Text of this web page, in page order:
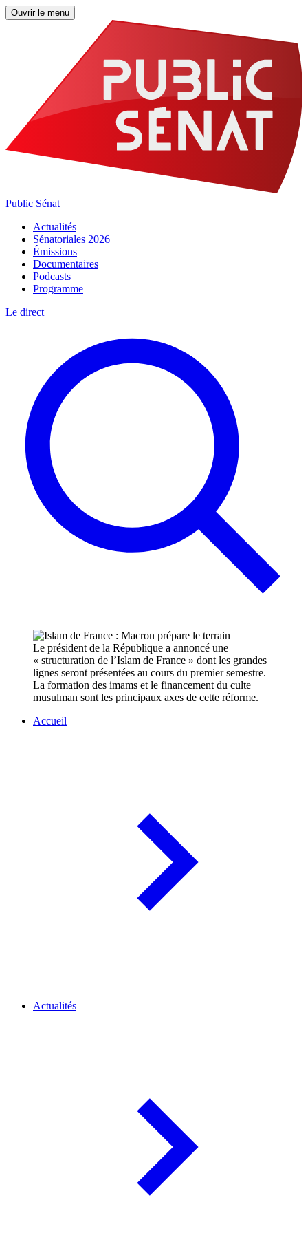
Ouvrir le menu
Public Sénat
Actualités
Sénatoriales 2026
Émissions
Documentaires
Podcasts
Programme
Le direct
Le président de la République a annoncé une
« structuration de l’Islam de France » dont les grandes
lignes seront présentées au cours du premier semestre.
La formation des imams et le financement du culte
musulman sont les principaux axes de cette réforme.
Accueil
Actualités